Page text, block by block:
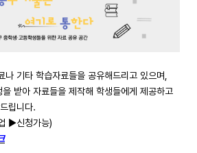
나 기타 학습자료들을 공유해드리고 있으며,
받아 자료들을 제작해 학생들에게 제공하고
립니다.
▶신청가능)